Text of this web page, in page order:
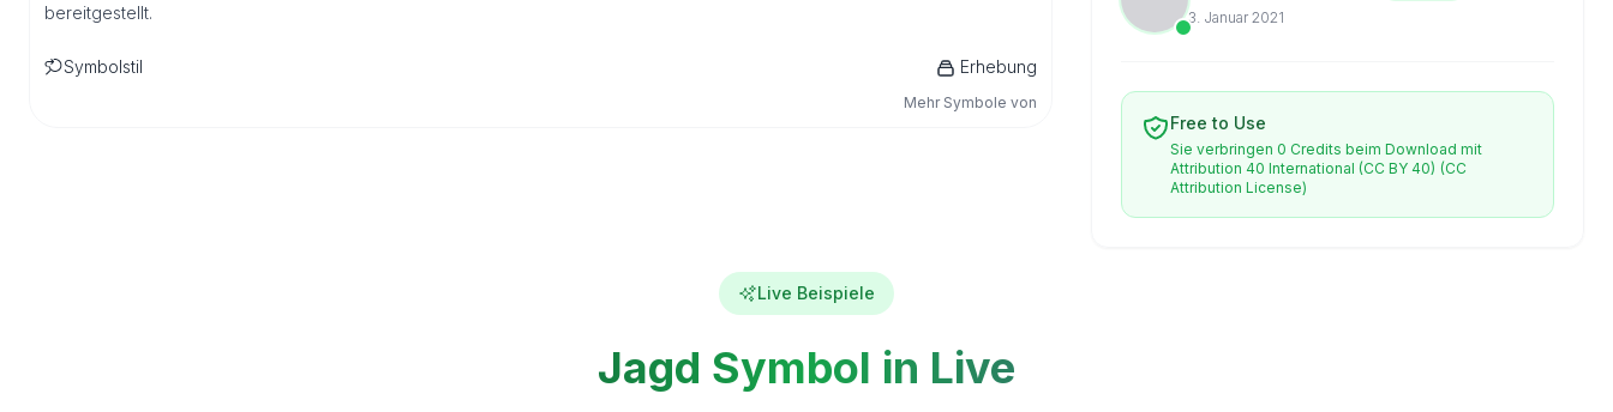
bereitgestellt.
Symbolstil Erhebung
Mehr Symbole von
3. Januar 2021
Free to Use
Sie verbringen 0 Credits beim Download mit
Attribution 40 International (CC BY 40) (CC
Attribution License)
Live Beispiele
Jagd Symbol in Live